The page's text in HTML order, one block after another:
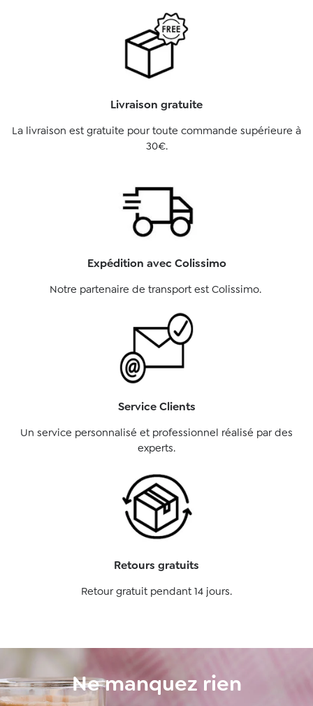
Livraison gratuite
La livraison est gratuite pour toute commande supérieure à
30€.
Expédition avec Colissimo
Notre partenaire de transport est Colissimo.
Service Clients
Un service personnalisé et professionnel réalisé par des
experts.
Retours gratuits
Retour gratuit pendant 14 jours.
Ne manquez rien